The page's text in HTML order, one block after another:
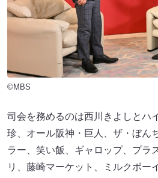
©MBS
司会を務めるのは西川きよしとハ
珍、オール阪神・巨人、ザ・ぼん
ラー、笑い飯、ギャロップ、プラ
リ、藤崎マーケット、ミルクボー